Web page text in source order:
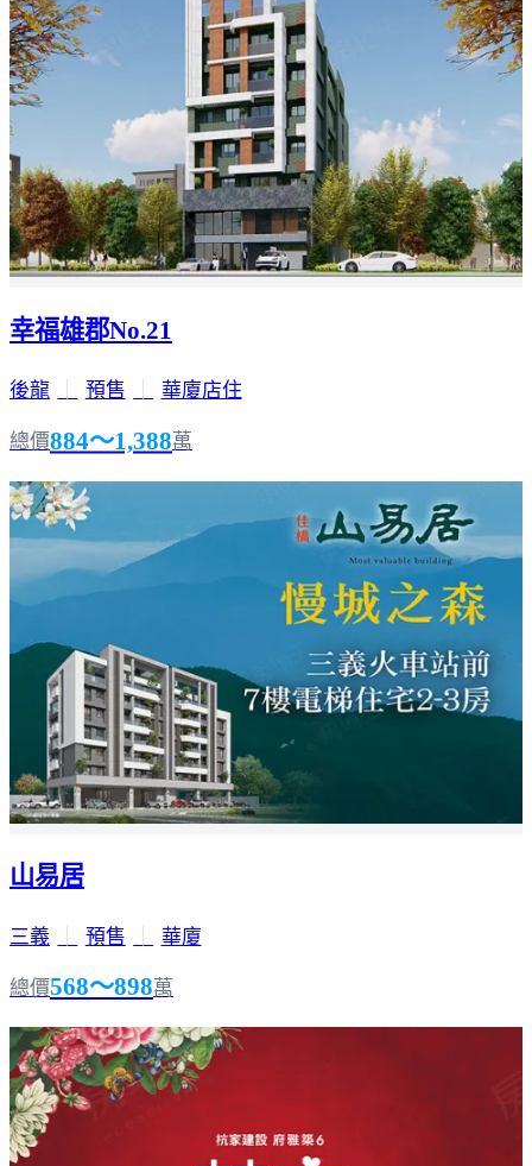
幸福雄郡No.21
後龍 預售 華廈店住
總價884～1,388萬
山易居
三義 預售 華廈
總價568～898萬